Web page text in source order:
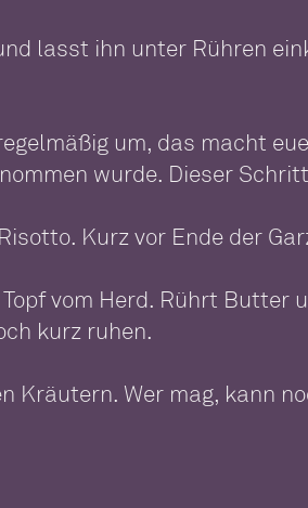
lasst ihn unter Rühren
um, das macht
wurde. Dieser
Kurz vor Ende der
vom Herd. Rührt
kurz ruhen.
Wer mag, kann